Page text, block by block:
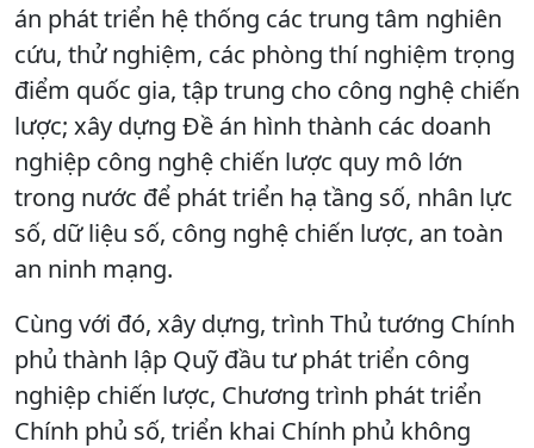
án phát triển hệ thống các trung tâm nghiên
cứu, thử nghiệm, các phòng thí nghiệm trọng
điểm quốc gia, tập trung cho công nghệ chiến
lược; xây dựng Đề án hình thành các doanh
nghiệp công nghệ chiến lược quy mô lớn
trong nước để phát triển hạ tầng số, nhân lực
số, dữ liệu số, công nghệ chiến lược, an toàn
an ninh mạng.
Cùng với đó, xây dựng, trình Thủ tướng Chính
phủ thành lập Quỹ đầu tư phát triển công
nghiệp chiến lược, Chương trình phát triển
Chính phủ số, triển khai Chính phủ không